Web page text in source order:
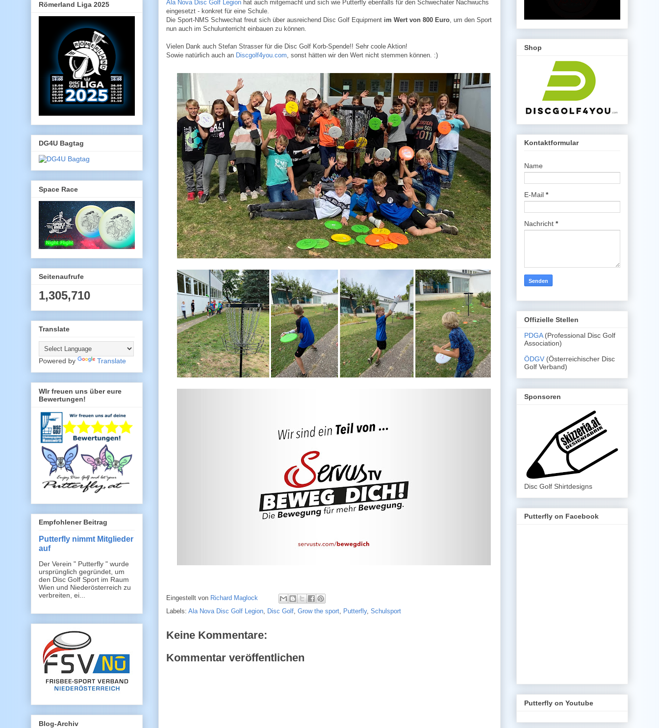
Ala Nova Disc Golf Legion hat auch mitgemacht und sich wie Putterfly ebenfalls für den Schwechater Nachwuchs
eingesetzt - konkret für eine Schule.
Die Sport-NMS Schwechat freut sich über ausreichend Disc Golf Equipment im Wert von 800 Euro, um den Sport
nun auch im Schulunterricht einbauen zu können.
Vielen Dank auch Stefan Strasser für die Disc Golf Korb-Spende!! Sehr coole Aktion!
Sowie natürlich auch an Discgolf4you.com, sonst hätten wir den Wert nicht stemmen können. :)
Eingestellt von Richard Maglock
Labels: Ala Nova Disc Golf Legion, Disc Golf, Grow the sport, Putterfly, Schulsport
Keine Kommentare:
Kommentar veröffentlichen
Römerland Liga 2025
DG4U Bagtag
Space Race
Seitenaufrufe
1,305,710
Translate
Powered by Translate
WIr freuen uns über eure
Bewertungen!
Empfohlener Beitrag
Putterfly nimmt Mitglieder
auf
Der Verein " Putterfly " wurde
ursprünglich gegründet, um
den Disc Golf Sport im Raum
Wien und Niederösterreich zu
verbreiten, ei...
Blog-Archiv
Shop
Kontaktformular
Name
E-Mail *
Nachricht *
Offizielle Stellen
PDGA (Professional Disc Golf
Association)
ÖDGV (Österreichischer Disc
Golf Verband)
Sponsoren
Disc Golf Shirtdesigns
Putterfly on Facebook
Putterfly on Youtube